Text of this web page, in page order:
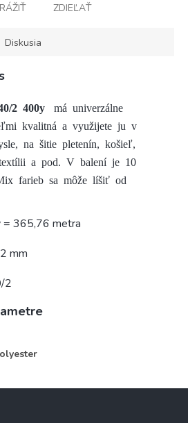
ZDIEĽAŤ
Diskusia
2 400y
má univerzálne
kvalitná a využijete ju v
na šitie pletenín, košieľ,
a pod. V balení je 10
farieb sa môže líšiť od
= 365,76 metra
mm
2